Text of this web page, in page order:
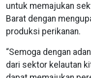
untuk memajukan
Barat dengan
produksi perikanan.
“Semoga dengan
dari sektor kelautan